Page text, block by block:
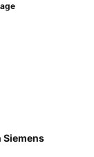
Siemens